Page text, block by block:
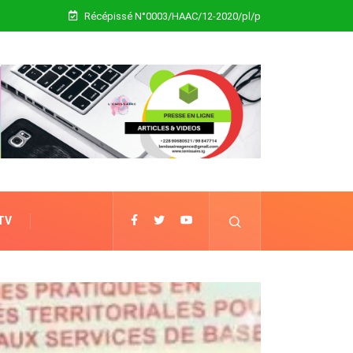
Récépissé N°0003/HAAC/12-2020/pl/p